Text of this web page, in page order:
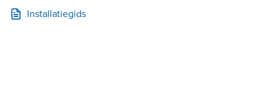
Installatiegids